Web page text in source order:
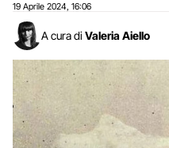
19 Aprile 2024 16:06
A cura di Valeria Aiello